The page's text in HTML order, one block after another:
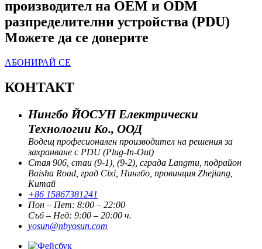
производител на OEM и ODM
разпределителни устройства (PDU)
Можете да се доверите
АБОНИРАЙ СЕ
КОНТАКТ
Нингбо ЙОСУН Електрически
Технологии Ко., ООД
Водещ професионален производител на решения за
захранване с PDU (Plug-In-Out)
Стая 906, стаи (9-1), (9-2), сграда Langmu, подрайон
Baisha Road, град Cixi, Нингбо, провинция Zhejiang,
Китай
+86 15867381241
Пон – Пет: 8:00 – 22:00
Съб – Нед: 9:00 – 20:00 ч.
yosun@nbyosun.com